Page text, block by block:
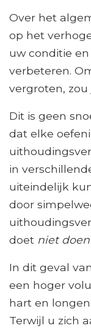
Over het
op het
uw conditie
verbeteren.
vergroten,
Dit is geen
dat elke
in
uiteindelijk
door
doet niet doen
In dit geval
een hoger
hart en
Terwijl u zich